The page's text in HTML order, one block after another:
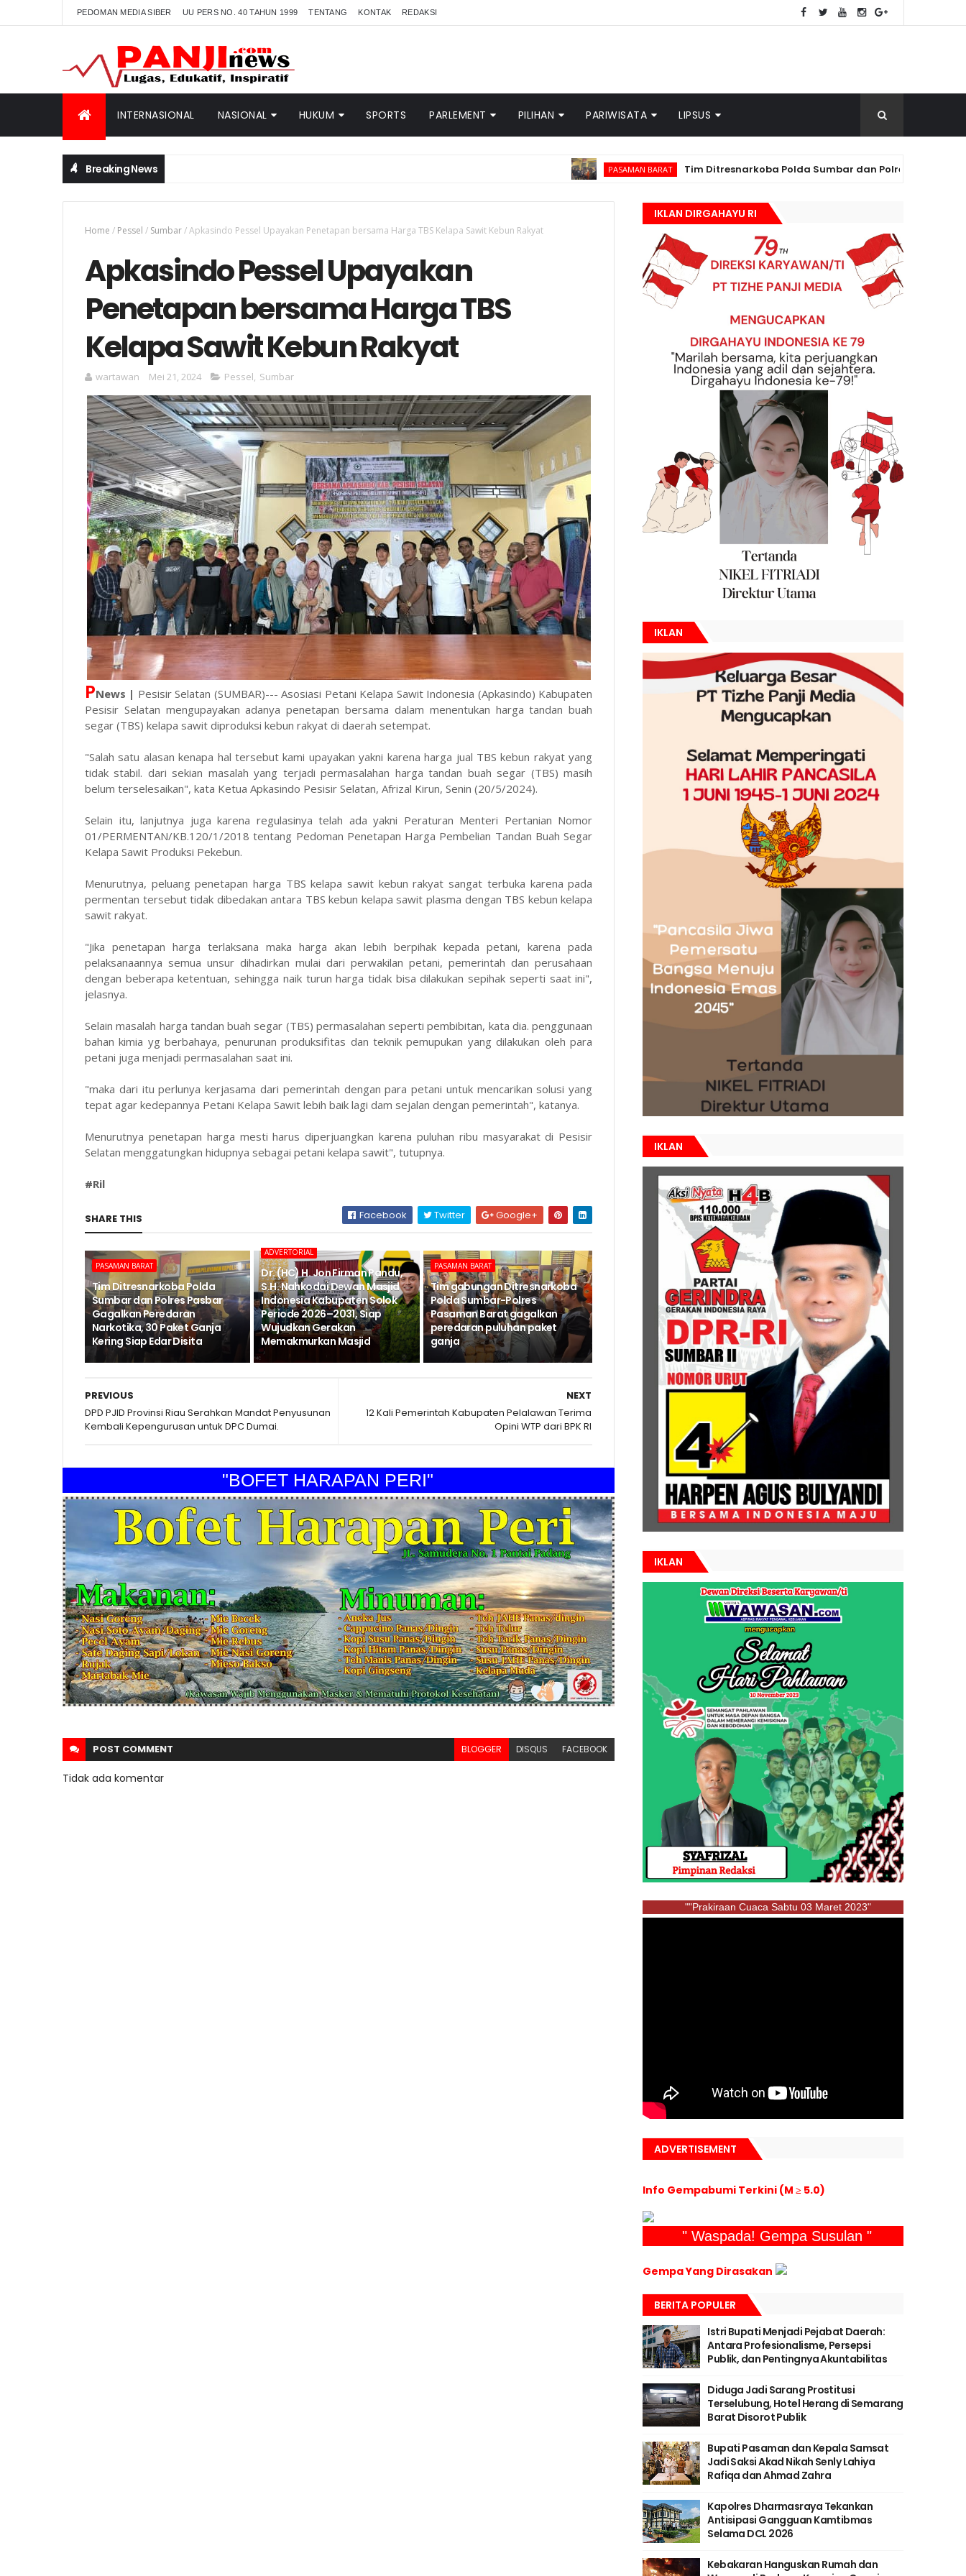
PEDOMAN MEDIA SIBER UU PERS NO. 40 TAHUN 1999 TENTANG KONTAK REDAKSI
INTERNASIONAL NASIONAL HUKUM SPORTS PARLEMENT PILIHAN PARIWISATA LIPSUS
Breaking News PASAMAN BARAT Tim Ditresnarkoba Polda Sumbar dan Polres Pasbar Gagalkan
Home / Pessel / Sumbar/Apkasindo Pessel Upayakan Penetapan bersama Harga TBS Kelapa Sawit Kebun Rakyat
Apkasindo Pessel Upayakan
Penetapan bersama Harga TBS
Kelapa Sawit Kebun Rakyat
wartawan Mei 21, 2024 Pessel, Sumbar
PNews | Pesisir Selatan (SUMBAR)--- Asosiasi Petani Kelapa Sawit Indonesia (Apkasindo) Kabupaten
Pesisir Selatan mengupayakan adanya penetapan bersama dalam menentukan harga tandan buah
segar (TBS) kelapa sawit diproduksi kebun rakyat di daerah setempat.
"Salah satu alasan kenapa hal tersebut kami upayakan yakni karena harga jual TBS kebun rakyat yang
tidak stabil. dari sekian masalah yang terjadi permasalahan harga tandan buah segar (TBS) masih
belum terselesaikan", kata Ketua Apkasindo Pesisir Selatan, Afrizal Kirun, Senin (20/5/2024).
Selain itu, lanjutnya juga karena regulasinya telah ada yakni Peraturan Menteri Pertanian Nomor
01/PERMENTAN/KB.120/1/2018 tentang Pedoman Penetapan Harga Pembelian Tandan Buah Segar
Kelapa Sawit Produksi Pekebun.
Menurutnya, peluang penetapan harga TBS kelapa sawit kebun rakyat sangat terbuka karena pada
permentan tersebut tidak dibedakan antara TBS kebun kelapa sawit plasma dengan TBS kebun kelapa
sawit rakyat.
"Jika penetapan harga terlaksana maka harga akan lebih berpihak kepada petani, karena pada
pelaksanaannya semua unsur dihadirkan mulai dari perwakilan petani, pemerintah dan perusahaan
dengan beberapa ketentuan, sehingga naik turun harga tidak bisa dilakukan sepihak seperti saat ini",
jelasnya.
Selain masalah harga tandan buah segar (TBS) permasalahan seperti pembibitan, kata dia. penggunaan
bahan kimia yg berbahaya, penurunan produksifitas dan teknik pemupukan yang dilakukan oleh para
petani juga menjadi permasalahan saat ini.
"maka dari itu perlunya kerjasama dari pemerintah dengan para petani untuk mencarikan solusi yang
tepat agar kedepannya Petani Kelapa Sawit lebih baik lagi dam sejalan dengan pemerintah", katanya.
Menurutnya penetapan harga mesti harus diperjuangkan karena puluhan ribu masyarakat di Pesisir
Selatan menggatungkan hidupnya sebagai petani kelapa sawit", tutupnya.
#Ril
SHARE THIS Facebook Twitter Google+
PASAMAN BARAT
Tim Ditresnarkoba Polda
Sumbar dan Polres Pasbar
Gagalkan Peredaran
Narkotika, 30 Paket Ganja
Kering Siap Edar Disita
ADVERTORIAL
Dr. (HC) H. Jon Firman Pandu,
S.H. Nahkodai Dewan Masjid
Indonesia Kabupaten Solok
Periode 2026–2031, Siap
Wujudkan Gerakan
Memakmurkan Masjid
PASAMAN BARAT
Tim gabungan Ditresnarkoba
Polda Sumbar-Polres
Pasaman Barat gagalkan
peredaran puluhan paket
ganja
NEXT
12 Kali Pemerintah Kabupaten Pelalawan Terima
Opini WTP dari BPK RI
PREVIOUS
DPD PJID Provinsi Riau Serahkan Mandat Penyusunan
Kembali Kepengurusan untuk DPC Dumai.
"BOFET HARAPAN PERI"
POST COMMENT BLOGGER DISQUS FACEBOOK
Tidak ada komentar
IKLAN DIRGAHAYU RI
IKLAN
IKLAN
IKLAN
""Prakiraan Cuaca Sabtu 03 Maret 2023"
ADVERTISEMENT
Info Gempabumi Terkini (M ≥ 5.0)
" Waspada! Gempa Susulan "
Gempa Yang Dirasakan
BERITA POPULER
Istri Bupati Menjadi Pejabat Daerah:
Antara Profesionalisme, Persepsi
Publik, dan Pentingnya Akuntabilitas
Diduga Jadi Sarang Prostitusi
Terselubung, Hotel Herang di Semarang
Barat Disorot Publik
Bupati Pasaman dan Kepala Samsat
Jadi Saksi Akad Nikah Senly Lahiya
Rafiqa dan Ahmad Zahra
Kapolres Dharmasraya Tekankan
Antisipasi Gangguan Kamtibmas
Selama DCL 2026
Kebakaran Hanguskan Rumah dan